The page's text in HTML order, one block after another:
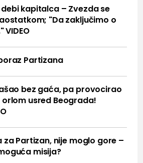
kapitalca – Zvezda se
"Da zaključimo o
VIDEO
Partizana
bez gaća, pa provocirao
usred Beograda!
Partizan, nije moglo gore –
misija?